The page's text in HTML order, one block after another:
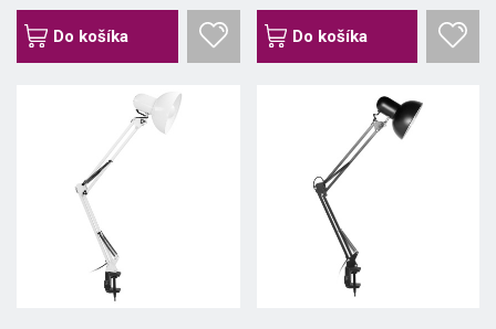
Do košíka Do košíka